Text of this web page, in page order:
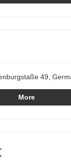
49,
More